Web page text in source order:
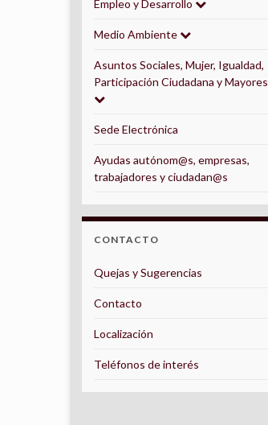
Empleo y Desarrollo
Medio Ambiente
Asuntos Sociales, Mujer, Igualdad,
Participación Ciudadana y Mayores
Sede Electrónica
Ayudas autónom@s, empresas,
trabajadores y ciudadan@s
CONTACTO
Quejas y Sugerencias
Contacto
Localización
Teléfonos de interés